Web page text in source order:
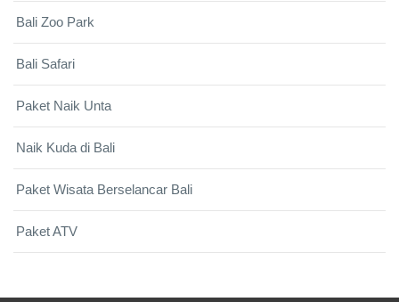
Bali Zoo Park
Bali Safari
Paket Naik Unta
Naik Kuda di Bali
Paket Wisata Berselancar Bali
Paket ATV